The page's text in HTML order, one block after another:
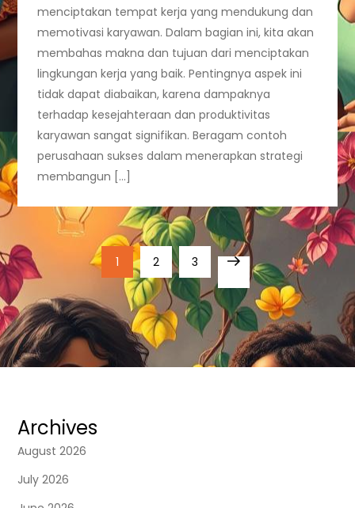
menciptakan tempat kerja yang mendukung dan
memotivasi karyawan. Dalam bagian ini, kita akan
membahas makna dan tujuan dari menciptakan
lingkungan kerja yang baik. Pentingnya aspek ini
tidak dapat diabaikan, karena dampaknya
terhadap kesejahteraan dan produktivitas
karyawan sangat signifikan. Beragam contoh
perusahaan sukses dalam menerapkan strategi
membangun […]
P
o
s
t
s
p
a
Page
1 Page
2 Page
3
Next
page
Archives
August 2026
July 2026